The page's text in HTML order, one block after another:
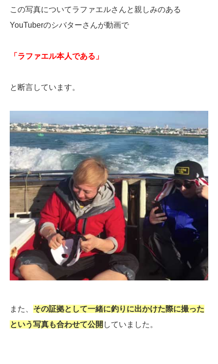
この写真についてラファエルさんと親しみのある
YouTuberのシバターさんが動画で
「ラファエル本人である」
と断言しています。
また、 その証拠として一緒に釣りに出かけた際に撮った
という写真も合わせて公開 していました。